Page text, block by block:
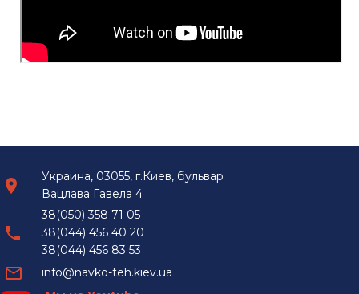
Украина, 03055, г.Киев, бульвар
Вацлава Гавела 4
38(050) 358 71 05
38(044) 456 40 20
38(044) 456 83 53
info@navko-teh.kiev.ua